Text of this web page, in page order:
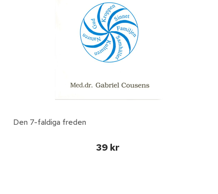
Den 7-faldiga freden
39 kr